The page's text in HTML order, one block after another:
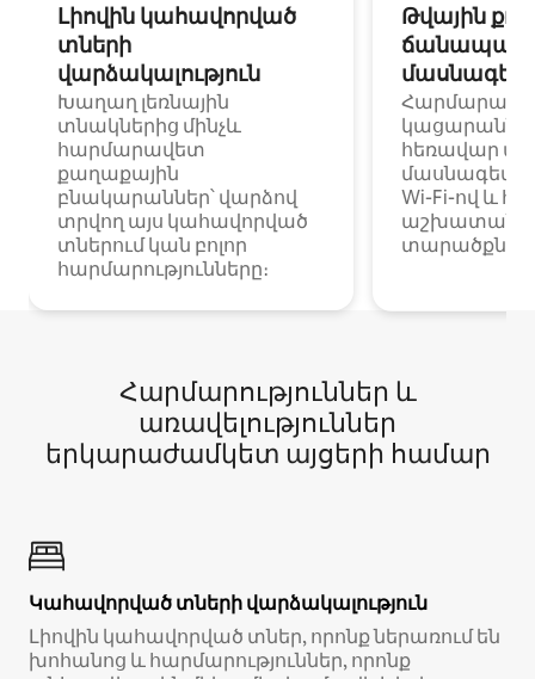
Լիովին կահավորված
տների
վարձակալություն
Խաղաղ լեռնային
տնակներից մինչև
հարմարավետ
քաղաքային
բնակարաններ՝ վարձով
տրվող այս կահավորված
տներում կան բոլոր
հարմարությունները։
Թվային
հեռավար
Wi-Fi-ով և
Հարմարություններ և
առավելություններ
երկարաժամկետ այցերի համար
Կահավորված տների վարձակալություն
Լիովին կահավորված տներ, որոնք ներառում են
խոհանոց և հարմարություններ, որոնք